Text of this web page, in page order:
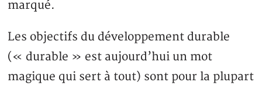
marqué.
Les objectifs du développement durable
(« durable » est aujourd’hui un mot
magique qui sert à tout) sont pour la plupart